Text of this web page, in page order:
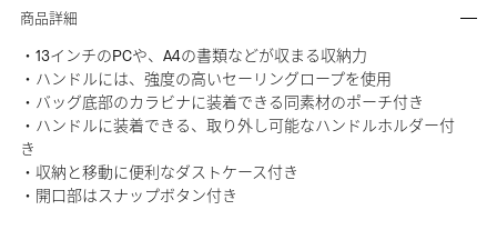
商品詳細
・13インチのPCや、A4の書類などが収まる収納力
・ハンドルには、強度の高いセーリングロープを使用
・バッグ底部のカラビナに装着できる同素材のポーチ付き
・ハンドルに装着できる、取り外し可能なハンドルホルダー付
き
・収納と移動に便利なダストケース付き
・開口部はスナップボタン付き